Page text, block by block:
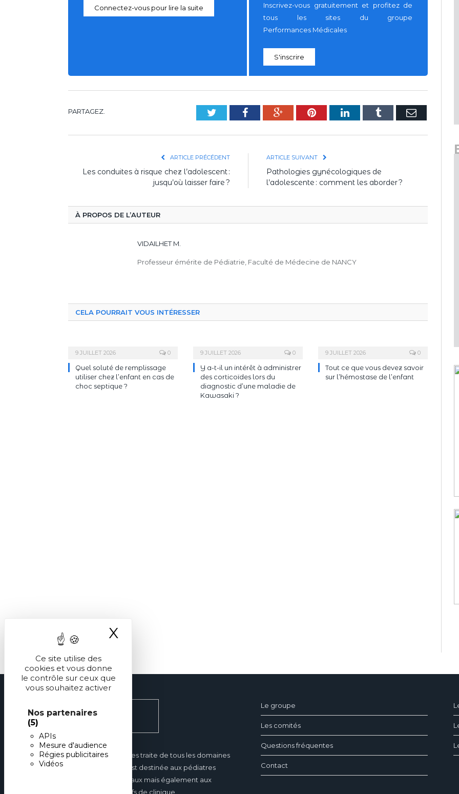
Ce site utilise des
cookies et vous donne
le contrôle sur ceux que
vous souhaitez activer
Nos partenaires
(5)
APIs
Mesure d'audience
Régies publicitaires
Vidéos
X
Connectez-vous pour lire la suite
Inscrivez-vous gratuitement et profitez de
tous les sites du groupe
Performances Médicales
S'inscrire
PARTAGEZ. TwitterFacebookGoogle+PinterestLinkedInTumblr E-
ARTICLE PRÉCÉDENT
Les conduites à risque chez l’adolescent :
jusqu’où laisser faire ?
ARTICLE SUIVANT
Pathologies gynécologiques de
l’adolescente : comment les aborder ?
À PROPOS DE L’AUTEUR
VIDAILHET M.
Professeur émérite de Pédiatrie, Faculté de Médecine de NANCY
CELA POURRAIT VOUS INTÉRESSER
9 JUILLET 2026 0
Quel soluté de remplissage
utiliser chez l’enfant en cas de
choc septique ?
9 JUILLET 2026 0
Y a-t-il un intérêt à administrer
des corticoïdes lors du
diagnostic d’une maladie de
Kawasaki ?
9 JUILLET 2026 0
Tout ce que vous devez savoir
sur l’hémostase de l’enfant
Réalités Pédiatriques traite de tous les domaines
de la pédiatrie et est destinée aux pédiatres
hospitaliers et libéraux mais également aux
internes et aux chefs de clinique.
Le groupe
Les comités
Questions fréquentes
Contact